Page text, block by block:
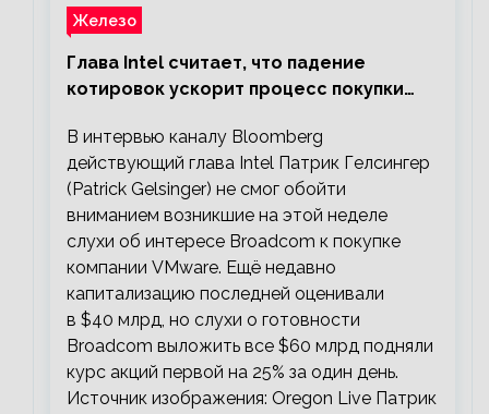
Железо
Глава Intel считает, что падение
котировок ускорит процесс покупки
В интервью каналу Bloomberg
действующий глава Intel Патрик Гелсингер
(Patrick Gelsinger) не смог обойти
вниманием возникшие на этой неделе
слухи об интересе Broadcom к покупке
компании VMware. Ещё недавно
капитализацию последней оценивали
в $40 млрд, но слухи о готовности
Broadcom выложить все $60 млрд подняли
курс акций первой на 25% за один день.
Источник изображения: Oregon Live Патрик